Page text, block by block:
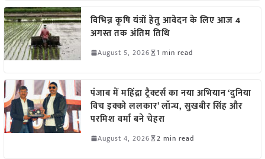
विभिन्न कृषि यंत्रों हेतु आवेदन के लिए आज 4
अगस्त तक अंतिम तिथि
August 5, 2026 1 min read
पंजाब में महिंद्रा ट्रैक्टर्स का नया अभियान ‘दुनिया
विच इक्को ललकार’ लॉन्च, सुखबीर सिंह और
परमिश वर्मा बने चेहरा
August 4, 2026 2 min read